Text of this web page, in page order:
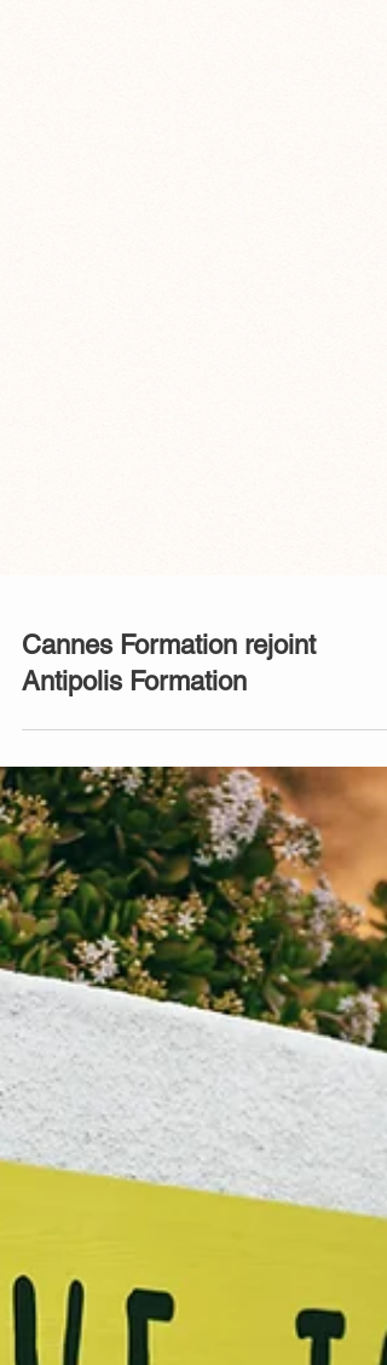
Cannes Formation rejoint
Antipolis Formation